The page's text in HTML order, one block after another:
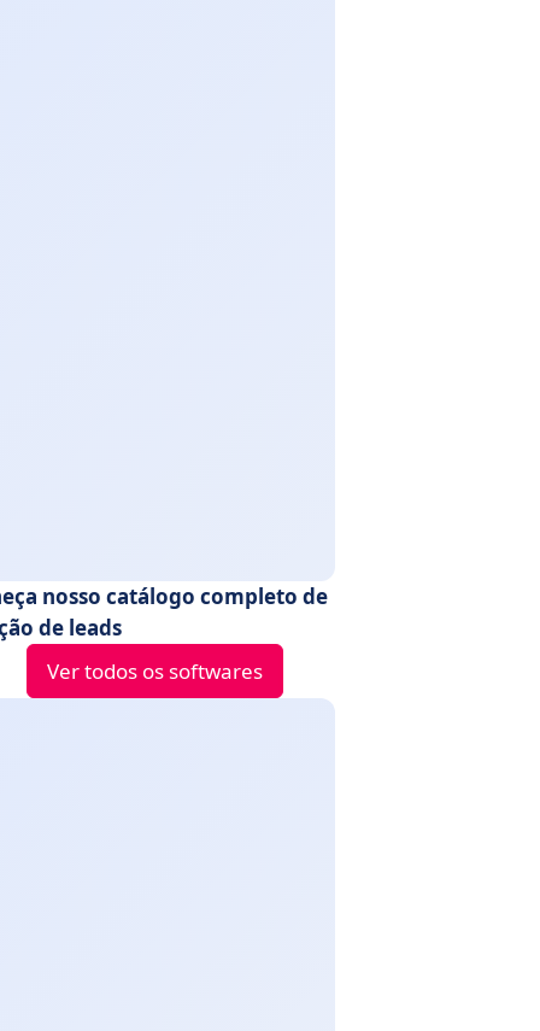
nosso catálogo completo de
de leads
Ver todos os softwares